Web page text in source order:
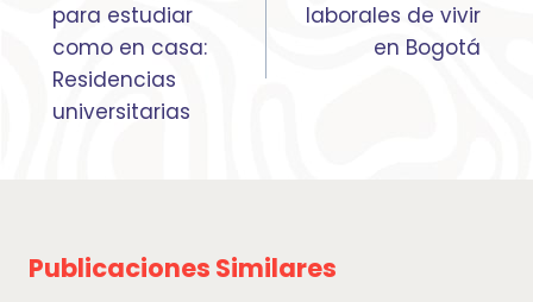
entradas
para estudiar
como en casa:
Residencias
universitarias
laborales de vivir
en Bogotá
Publicaciones Similares